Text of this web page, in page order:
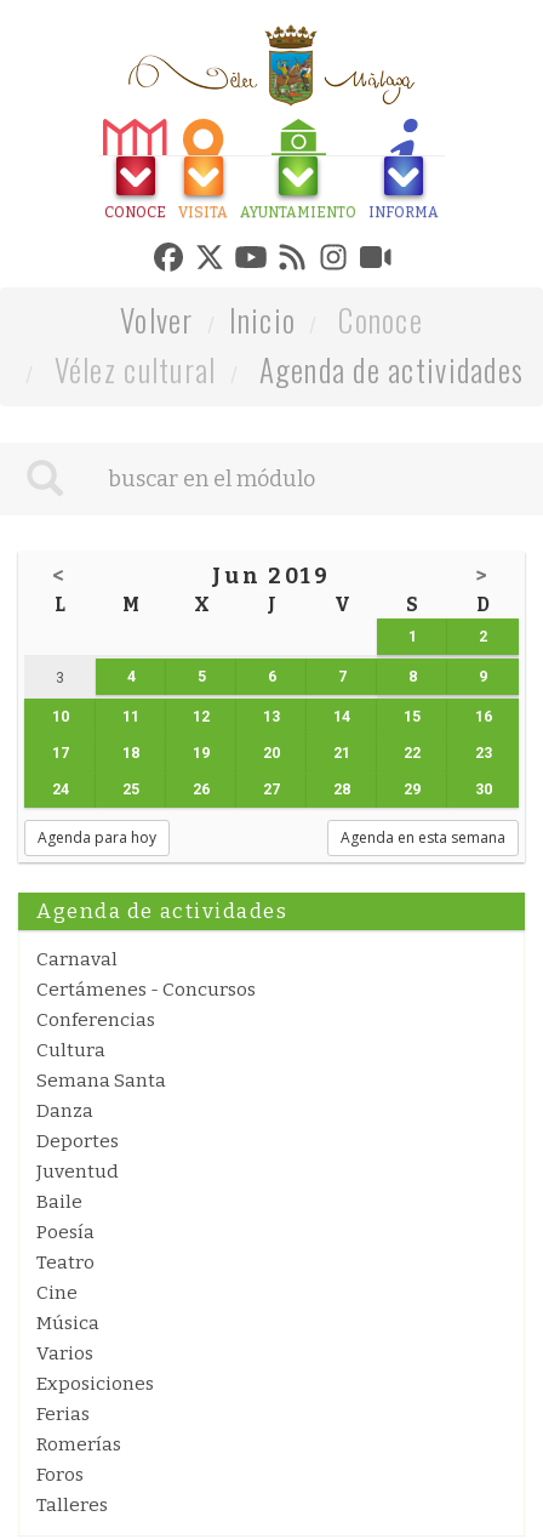
CONOCE VISITA AYUNTAMIENTO INFORMA
Volver Inicio
Conoce
Vélez cultural
Agenda de actividades
< Jun 2019 >
L M X J V S D
1 2
3 4 5 6 7 8 9
10 11 12 13 14 15 16
17 18 19 20 21 22 23
24 25 26 27 28 29 30
Agenda para hoy Agenda en esta semana
Agenda de actividades
Carnaval
Certámenes - Concursos
Conferencias
Cultura
Semana Santa
Danza
Deportes
Juventud
Baile
Poesía
Teatro
Cine
Música
Varios
Exposiciones
Ferias
Romerías
Foros
Talleres